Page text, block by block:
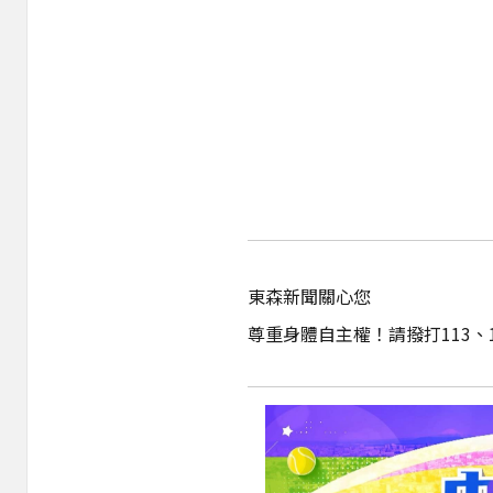
東森新聞關心您
尊重身體自主權！請撥打113